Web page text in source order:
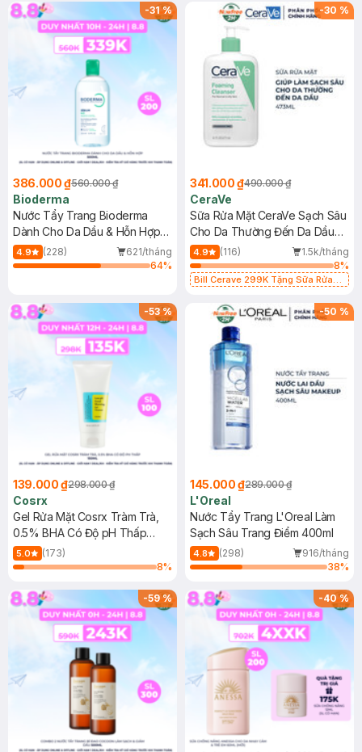
-31%
386.000 ₫560.000 ₫
Bioderma
Nước Tẩy Trang Bioderma
Dành Cho Da Dầu & Hỗn Hợp
500ml
4.9 (228)
621/tháng
64%
-30 %
341.000 ₫490.000 ₫
CeraVe
Sữa Rửa Mặt CeraVe Sạch Sâu
Cho Da Thường Đến Da Dầu
473ml
4.9 (116)
1.5k/tháng
8%
Bill Cerave 299K Tặng Sữa Rửa
-53%
139.000 ₫298.000 ₫
Cosrx
Gel Rửa Mặt Cosrx Tràm Trà,
0.5% BHA Có Độ pH Thấp
150ml
5.0
(173)
8%
-50 %
145.000 ₫289.000 ₫
L'Oreal
Nước Tẩy Trang L'Oreal Làm
Sạch Sâu Trang Điểm 400ml
4.8 (298)
916/tháng
38%
-59% -40%